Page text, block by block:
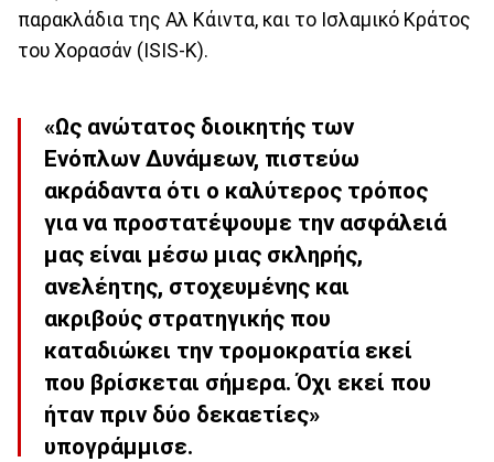
παρακλάδια της Αλ Κάιντα, και το Ισλαμικό Κράτος
του Χορασάν (ISIS-K).
«Ως ανώτατος διοικητής των
Ενόπλων Δυνάμεων, πιστεύω
ακράδαντα ότι ο καλύτερος τρόπος
για να προστατέψουμε την ασφάλειά
μας είναι μέσω μιας σκληρής,
ανελέητης, στοχευμένης και
ακριβούς στρατηγικής που
καταδιώκει την τρομοκρατία εκεί
που βρίσκεται σήμερα. Όχι εκεί που
ήταν πριν δύο δεκαετίες»
υπογράμμισε.